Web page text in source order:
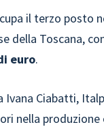
il terzo posto
della Toscana,
euro.
Ivana Ciabatti,
nella produzione